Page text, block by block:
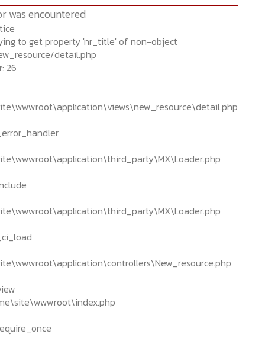
was encountered
to get property 'nr_title' of non-object
detail.php
26